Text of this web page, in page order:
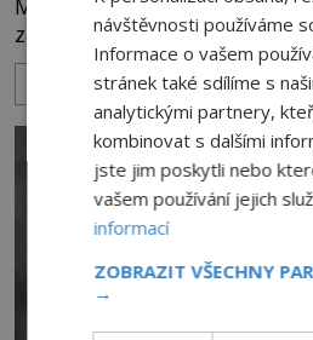
Markéta na o dvě generace
za chvíli slovní palbu opětuje.
katolička, druhá přesvědčená
nich se usídlí na jedné z věží
mezi vůdce protihusitského
skutečně jistou
ZOBRAZIT VÍCE
návštěvnosti používáme
Informace o vašem
stránek také sdílíme s
analytickými partnery,
kombinovat s dalšími
jste jim poskytli nebo
vašem používání jejich
informací
ZOBRAZIT VŠECHNY
→